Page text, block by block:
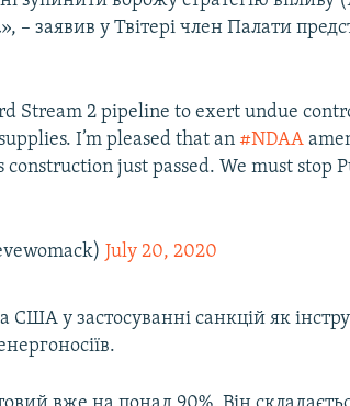
», – заявив у Твітері член Палати
Stream 2 pipeline to exert undue
I’m pleased that an #NDAA
just passed. We must stop
July 20, 2020
США у застосуванні санкцій як